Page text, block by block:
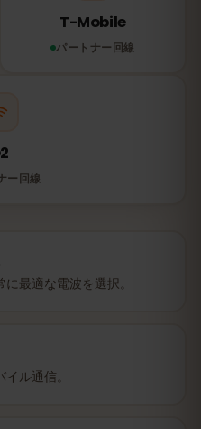
T-Mobile
パートナー回線
ー回線
最適な電波を選択。
ル通信。